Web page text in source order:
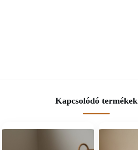
Kapcsolódó termékek